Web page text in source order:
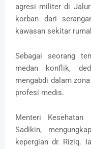
agresi militer di
korban dari
kawasan sekitar
Sebagai seorang
medan konflik,
mengabdi dalam
profesi medis.
Menteri Kesehatan
Sadikin,
kepergian dr. Riziq.